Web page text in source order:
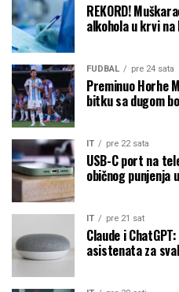
REKORD!
alkohola u krvi
FUDBAL pre 24 sata
Preminuo Horhe
bitku sa dugom
IT pre 22 sata
USB-C port na
običnog punjenja
IT pre 21 sat
Claude i
asistenata za